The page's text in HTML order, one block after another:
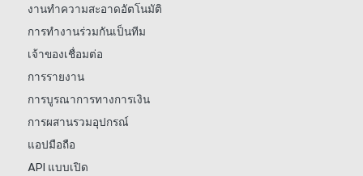
งานทำความสะอาดอัตโนมัติ
การทำงานร่วมกันเป็นทีม
เจ้าของเชื่อมต่อ
การรายงาน
การบูรณาการทางการเงิน
การผสานรวมอุปกรณ์
แอปมือถือ
API แบบเปิด